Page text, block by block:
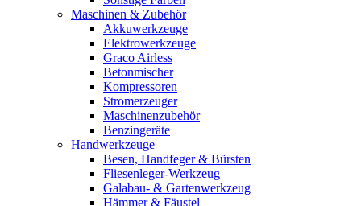
Maschinen & Zubehör
Akkuwerkzeuge
Elektrowerkzeuge
Graco Airless
Betonmischer
Kompressoren
Stromerzeuger
Maschinenzubehör
Benzingeräte
Handwerkzeuge
Besen, Handfeger & Bürsten
Fliesenleger-Werkzeug
Galabau- & Gartenwerkzeug
Hämmer & Fäustel